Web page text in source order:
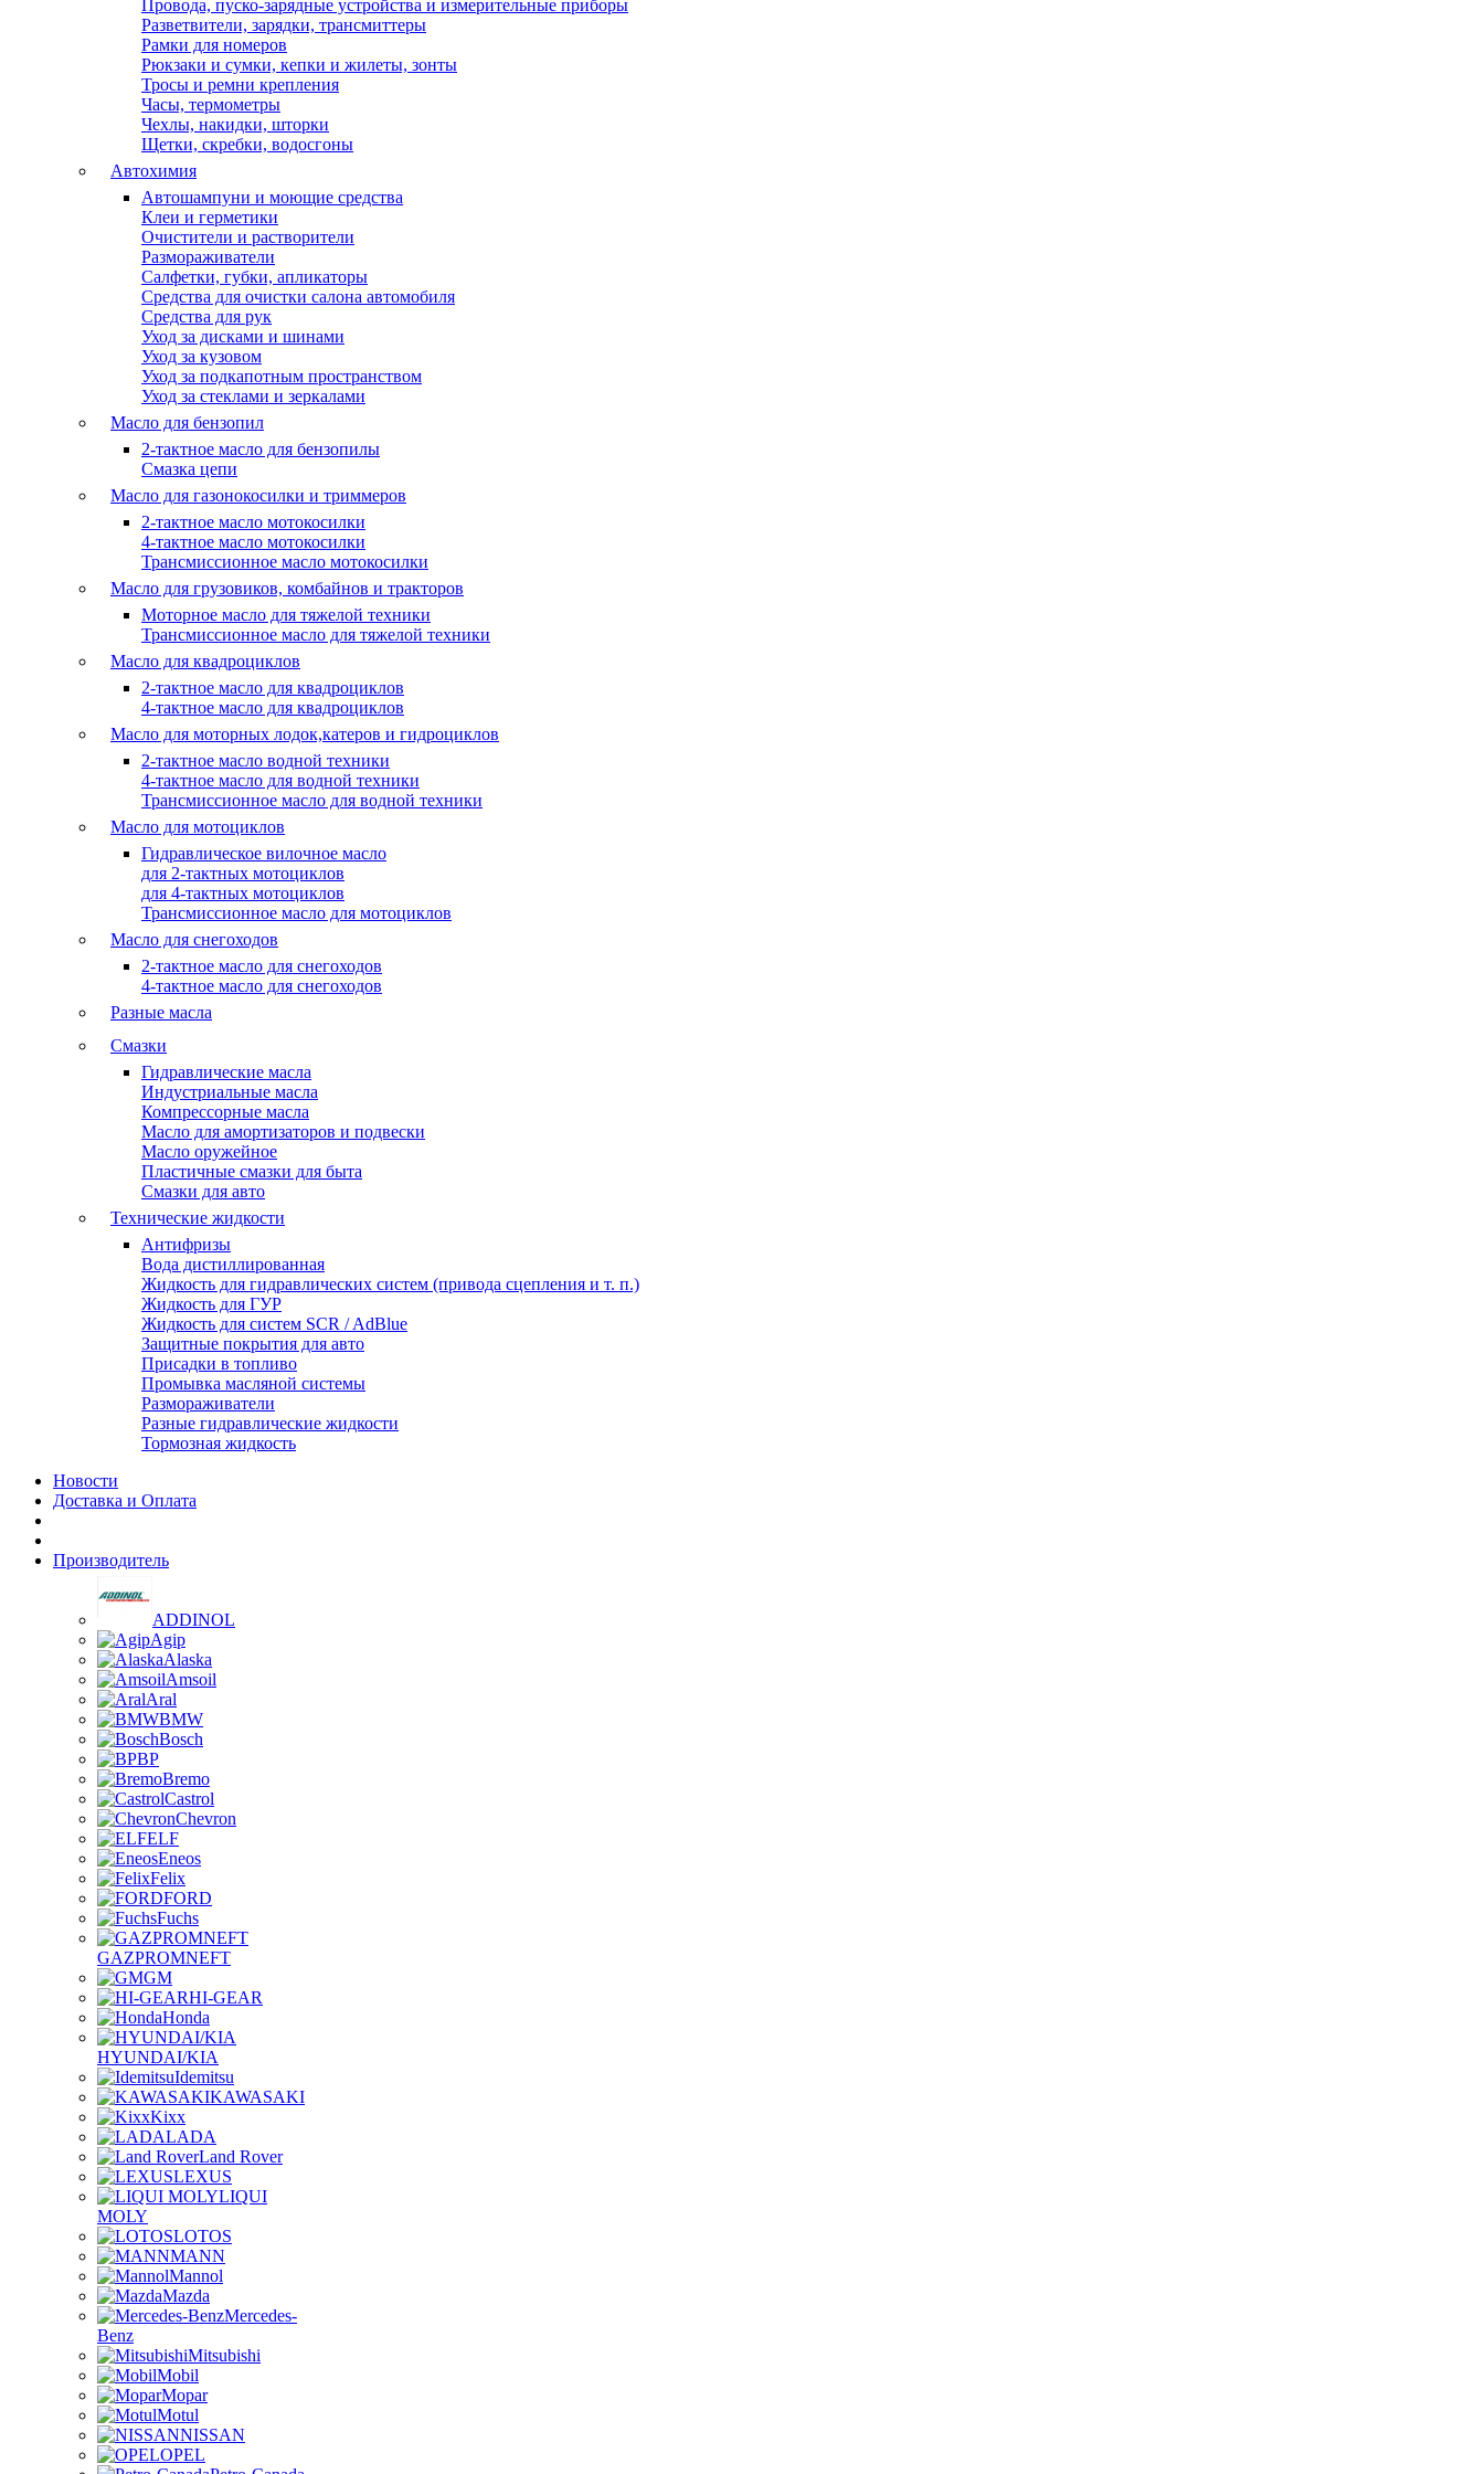
Провода, пуско-зарядные устройства и измерительные приборы
Разветвители, зарядки, трансмиттеры
Рамки для номеров
Рюкзаки и сумки, кепки и жилеты, зонты
Тросы и ремни крепления
Часы, термометры
Чехлы, накидки, шторки
Щетки, скребки, водосгоны
Автохимия
Автошампуни и моющие средства
Клеи и герметики
Очистители и растворители
Размораживатели
Салфетки, губки, апликаторы
Средства для очистки салона автомобиля
Средства для рук
Уход за дисками и шинами
Уход за кузовом
Уход за подкапотным пространством
Уход за стеклами и зеркалами
Масло для бензопил
2-тактное масло для бензопилы
Cмазка цепи
Масло для газонокосилки и триммеров
2-тактное масло мотокосилки
4-тактное масло мотокосилки
Трансмиссионное масло мотокосилки
Масло для грузовиков, комбайнов и тракторов
Моторное масло для тяжелой техники
Трансмиссионное масло для тяжелой техники
Масло для квадроциклов
2-тактное масло для квадроциклов
4-тактное масло для квадроциклов
Масло для моторных лодок,катеров и гидроциклов
2-тактное масло водной техники
4-тактное масло для водной техники
Трансмиссионное масло для водной техники
Масло для мотоциклов
Гидравлическое вилочное масло
для 2-тактных мотоциклов
для 4-тактных мотоциклов
Трансмиссионное масло для мотоциклов
Масло для снегоходов
2-тактное масло для снегоходов
4-тактное масло для снегоходов
Разные масла
Смазки
Гидравлические масла
Индустриальные масла
Компрессорные масла
Масло для амортизаторов и подвески
Масло оружейное
Пластичные смазки для быта
Смазки для авто
Технические жидкости
Антифризы
Вода дистиллированная
Жидкость для гидравлических систем (привода сцепления и т. п.)
Жидкость для ГУР
Жидкость для систем SCR / AdBlue
Защитные покрытия для авто
Присадки в топливо
Промывка масляной системы
Размораживатели
Разные гидравлические жидкости
Тормозная жидкость
Новости
Доставка и Оплата
Производитель
ADDINOL
Agip
Alaska
Amsoil
Aral
BMW
Bosch
BP
Bremo
Castrol
Chevron
ELF
Eneos
Felix
FORD
Fuchs
GAZPROMNEFT
GM
HI-GEAR
Honda
HYUNDAI/KIA
Idemitsu
KAWASAKI
Kixx
LADA
Land Rover
LEXUS
LIQUI
MOLY
LOTOS
MANN
Mannol
Mazda
Mercedes-
Benz
Mitsubishi
Mobil
Mopar
Motul
NISSAN
OPEL